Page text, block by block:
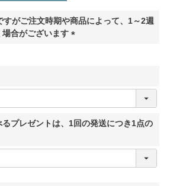
すがご注文時期や商品によって、1～2週
合がございます
プレゼントは、1回の発送につき1点の